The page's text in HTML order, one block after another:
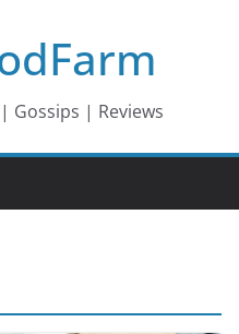
Gossips | Reviews